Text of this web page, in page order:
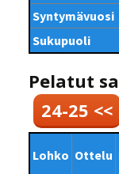
Syntymävuosi
Sukupuoli
Pelatut
24-25 <<
Lohko Ottelu